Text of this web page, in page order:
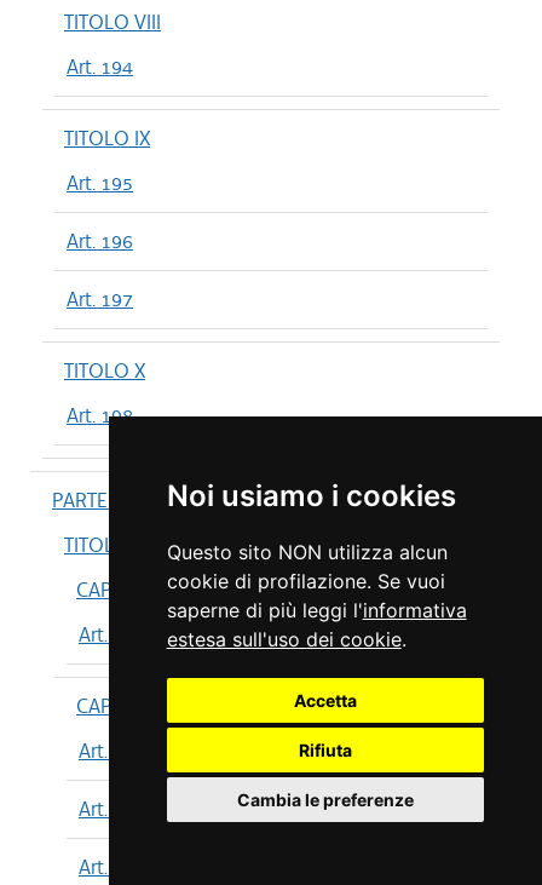
Noi usiamo i cookies
Questo sito NON utilizza alcun
cookie di profilazione. Se vuoi
saperne di più leggi l'informativa
estesa sull'uso dei cookie.
Accetta
Rifiuta
Cambia le preferenze
TITOLO VIII
Art. 194
TITOLO IX
Art. 195
Art. 196
Art. 197
TITOLO X
Art. 198
PARTE IV
TITOLO I
CAPO I
Art. 199
CAPO II
Art. 200
Art. 201
Art. 202